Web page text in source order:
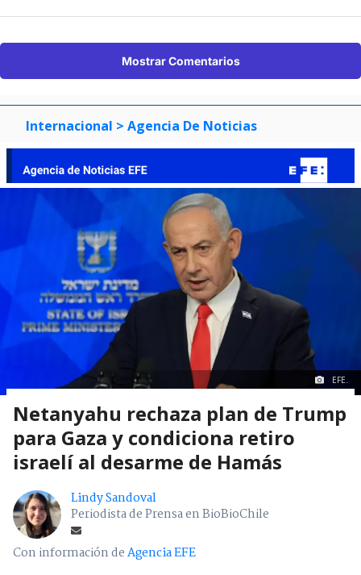
Mostrar Comentarios
Internacional > Agencia De Noticias
EFE.
Netanyahu rechaza plan de Trump
para Gaza y condiciona retiro
israelí al desarme de Hamás
Lindy Sandoval
Periodista de Prensa en BioBioChile
Con información deAgencia EFE